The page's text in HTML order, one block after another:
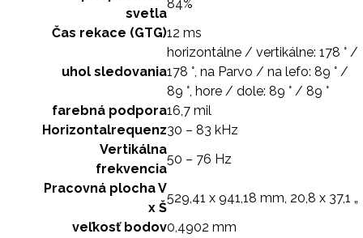
svetla
84%
Čas rekace (GTG)12 ms
uhol sledovania
horizontálne / vertikálne: 178 ° /
178 °, na Parvo / na lefo: 89 ° /
89 °, hore / dole: 89 ° / 89 °
farebná podpora16,7 mil
Horizontalrequenz30 – 83 kHz
Vertikálna
frekvencia
50 – 76 Hz
Pracovná plocha V
x Š
529,41 x 941,18 mm, 20,8 x 37,1 „
veľkosť bodov0,4902 mm